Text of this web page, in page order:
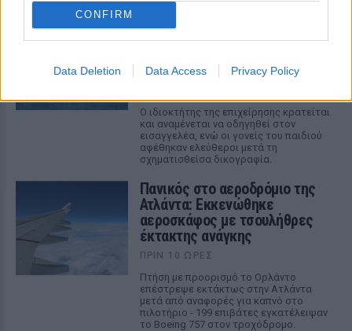
CONFIRM
Data Deletion Data Access Privacy Policy
Πάρος: Κλειστό το beach bar
όπου πνίγηκε ο 4χρονος –
από αμέλεια
Ο ιδιοκτήτης της επιχείρησης κρατείται
και αναμένεται να οδηγηθεί στον
εισαγγελέα, ενώ οι γονείς του παιδιού
αφέθηκαν ελεύθεροι μετά τη
σχηματισθείσα δικογραφία.
Πανικός στο αεροδρόμιο της
Ατλάντα: Εκκενώθηκε
αεροσκάφος με τσουλήθρες
έκτακτης ανάγκης
ΠΡΙΝ 10 ΏΡΕΣ
Πτήση με προορισμό το Ορλάντο
επέστρεψε εκτάκτως στην Ατλάντα
μετά από αναφορές για καπνό στο
πιλοτήριο - 199 επιβάτες εγκατέλειψαν
το Boeing 757 στον τροχόδρομο.